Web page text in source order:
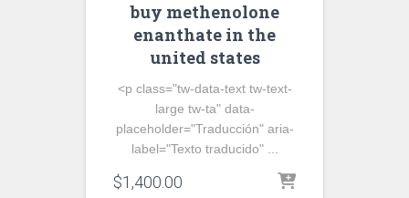
buy methenolone
enanthate in the
united states
<p class="tw-data-text tw-text-
large tw-ta" data-
placeholder="Traducción" aria-
label="Texto traducido" ...
$1,400.00